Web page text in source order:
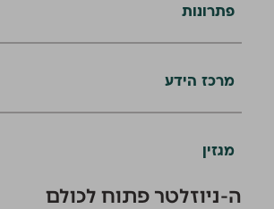
פתרונות
מרכז הידע
מגזין
ה-ניוזלטר פתוח לכולם